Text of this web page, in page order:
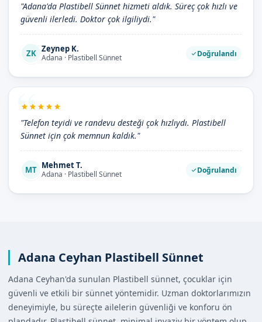
"Adana'da Plastibell Sünnet hizmeti aldık. Süreç çok hızlı ve
güvenli ilerledi. Doktor çok ilgiliydi."
ZK Zeynep K.
Adana · Plastibell Sünnet Doğrulandı
"Telefon teyidi ve randevu desteği çok hızlıydı. Plastibell
Sünnet için çok memnun kaldık."
MT Mehmet T.
Adana · Plastibell Sünnet Doğrulandı
Adana Ceyhan Plastibell Sünnet
Adana Ceyhan'da sunulan Plastibell sünnet, çocuklar için
güvenli ve etkili bir sünnet yöntemidir. Uzman doktorlarımızın
deneyimiyle, bu süreçte ailelerin güvenliği ve konforu ön